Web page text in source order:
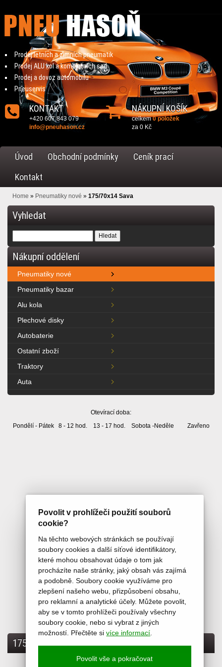
Povolit v prohlížeči použití souborů
cookie?
Na těchto webových stránkách se používají
soubory cookies a další síťové identifikátory,
které mohou obsahovat údaje o tom jak
procházíte naše stránky, jaký obsah vás zajímá
a podobně. Soubory cookie využíváme pro
zlepšení našeho webu, přizpůsobení obsahu,
pro reklamní a analytické účely. Můžete povolit,
aby se v tomto prohlížeči používaly všechny
soubory cookie, nebo si vybrat z jiných
možností. Přečtěte sivíce informací
Povolit vše a pokračovat
Prodej letních a zimních pneumatik
Prodej ALU kol a kompletních sad
Prodej a dovoz automobilu
Pneuservis
KONTAKT
+420 607 843 079
info@pneuhason.cz
NÁKUPNÍ KOŠÍK
celkem0 položek
za 0 Kč
Úvod Obchodní podmínky
Ceník prací
Kontakt
Home » Pneumatiky nové » 175/70x14 Sava
Vyhledat
Nákupní oddělení
Pneumatiky nové
Pneumatiky bazar
Alu kola
Plechové disky
Autobaterie
Ostatní zboží
Traktory
Auta
Otevírací doba:
Pondělí - Pátek 8 - 12 hod. 13 - 17 hod. Sobota -Neděle Zavřeno
DOPLNĚNÍ A ČIŠTĚNÍ KLIMATIZACE
OPRAVY VOZIDEL
GEOMETRIE
PŘÍPRAVA A PROVEDENÍ ST K
175/70x14 Sava